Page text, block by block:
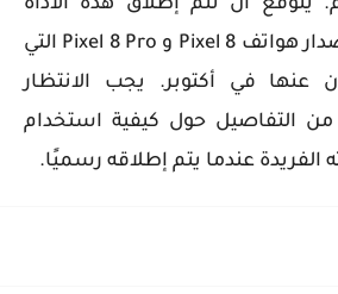
يُتوقع أن تتم إطلاق هذه الأداة
بشكل رسمي مع إصدار هواتف Pixel 8 و Pixel 8 Pro التي
عنها في أكتوبر. يجب الانتظار
التفاصيل حول كيفية استخدام